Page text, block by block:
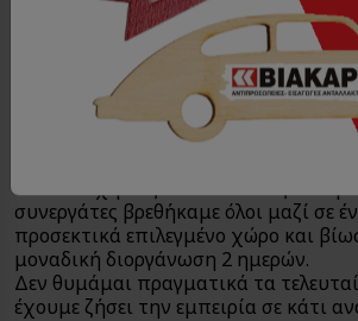
Στις 31 Οκτωβρίου & 1 Νοεμβρίου
πλέον τυχερούς επισκευαστές και
συνεργάτες βρεθήκαμε όλοι μαζί σε
προσεκτικά επιλεγμένο χώρο και
μοναδική διοργάνωση 2 ημερών.
Στις 31 Οκτωβρίου & 1 Νοεμβρίου
πλέον τυχερούς επισκευαστές και
συνεργάτες βρεθήκαμε όλοι μαζί σε
προσεκτικά επιλεγμένο χώρο και
μοναδική διοργάνωση 2 ημερών.
Δεν θυμάμαι πραγματικά τα
έχουμε ζήσει την εμπειρία σε κάτι